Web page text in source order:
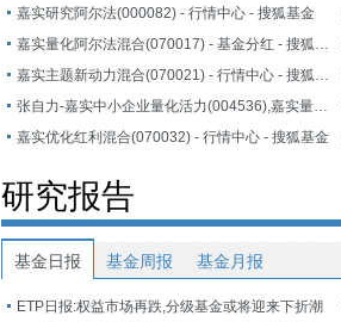
嘉实研究阿尔法(000082) - 行情中心 - 搜狐基金
嘉实量化阿尔法混合(070017) - 基金分红 - 搜狐基金
嘉实主题新动力混合(070021) - 行情中心 - 搜狐基金
张自力-嘉实中小企业量化活力(004536),嘉实量化阿尔法混合 ...
嘉实优化红利混合(070032) - 行情中心 - 搜狐基金
研究报告
基金日报 基金周报 基金月报
ETP日报:权益市场再跌,分级基金或将迎来下折潮